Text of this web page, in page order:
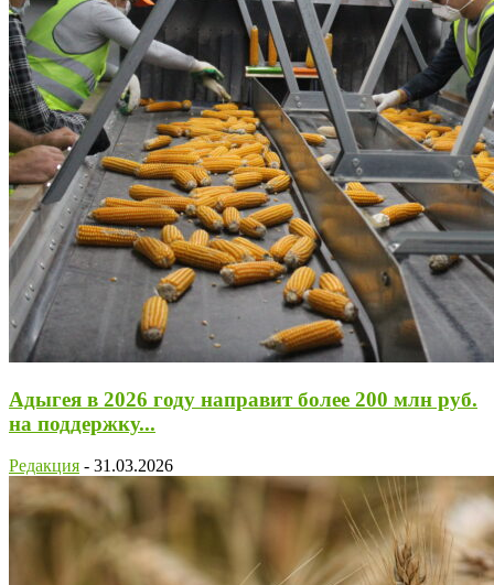
Адыгея в 2026 году направит более 200 млн руб.
на поддержку...
Редакция - 31.03.2026